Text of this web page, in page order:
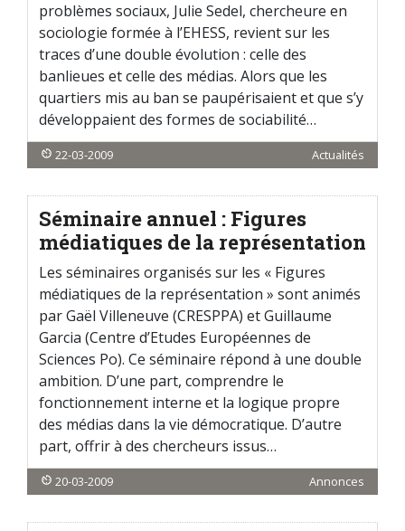
problèmes sociaux, Julie Sedel, chercheure en
sociologie formée à l’EHESS, revient sur les
traces d’une double évolution : celle des
banlieues et celle des médias. Alors que les
quartiers mis au ban se paupérisaient et que s’y
développaient des formes de sociabilité…
22-03-2009 Actualités
Séminaire annuel : Figures
médiatiques de la représentation
Les séminaires organisés sur les « Figures
médiatiques de la représentation » sont animés
par Gaël Villeneuve (CRESPPA) et Guillaume
Garcia (Centre d’Etudes Européennes de
Sciences Po). Ce séminaire répond à une double
ambition. D’une part, comprendre le
fonctionnement interne et la logique propre
des médias dans la vie démocratique. D’autre
part, offrir à des chercheurs issus…
20-03-2009 Annonces